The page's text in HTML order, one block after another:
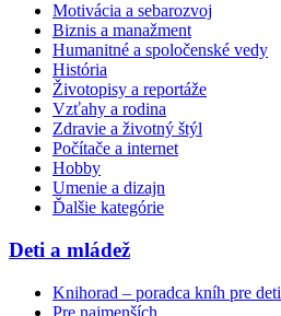
Motivácia a sebarozvoj
Biznis a manažment
Humanitné a spoločenské vedy
História
Životopisy a reportáže
Vzťahy a rodina
Zdravie a životný štýl
Počítače a internet
Hobby
Umenie a dizajn
Ďalšie kategórie
Deti a mládež
Knihorad – poradca kníh pre deti
Pre najmenších